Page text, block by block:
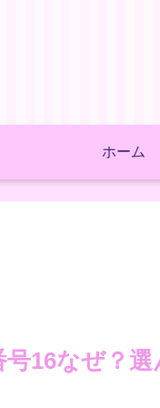
ホーム
16なぜ？